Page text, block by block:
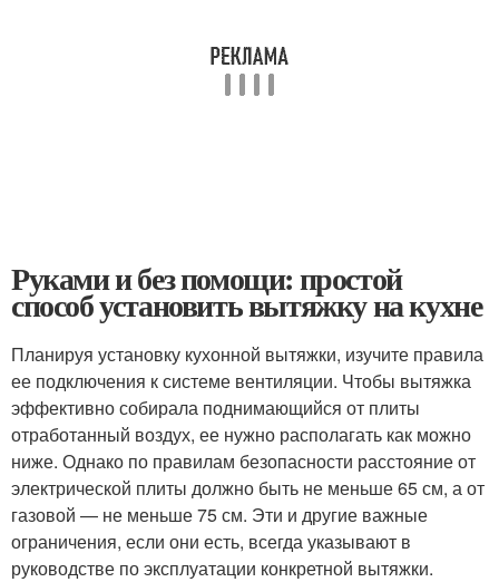
Руками и без помощи: простой
способ установить вытяжку на кухне
Планируя установку кухонной вытяжки, изучите правила
ее подключения к системе вентиляции. Чтобы вытяжка
эффективно собирала поднимающийся от плиты
отработанный воздух, ее нужно располагать как можно
ниже. Однако по правилам безопасности расстояние от
электрической плиты должно быть не меньше 65 см, а от
газовой — не меньше 75 см. Эти и другие важные
ограничения, если они есть, всегда указывают в
руководстве по эксплуатации конкретной вытяжки.